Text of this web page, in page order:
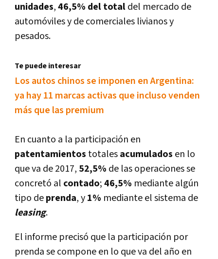
unidades,46,5% del totaldel mercado de
automóviles y de comerciales livianos y
pesados.
Te puede interesar
Los autos chinos se imponen en Argentina:
ya hay 11 marcas activas que incluso venden
más que las premium
En cuanto a la participación en
patentamientos totalesacumulados en lo
que va de 2017, 52,5% de las operaciones se
concretó al contado;46,5% mediante algún
tipo deprenda, y1% mediante el sistema de
leasing.
El informe precisó que la participación por
prenda se compone en lo que va del año en